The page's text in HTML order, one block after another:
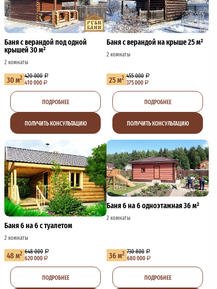
Баня с верандой под одной
крышей 30 м²
2 комнаты
30 м2 420 000
410 000
ПОДРОБНЕЕ
ПОЛУЧИТЬ КОНСУЛЬТАЦИЮ
Баня с верандой на крыше 25 м²
2 комнаты
25 м2 455 000
375 000
ПОДРОБНЕЕ
ПОЛУЧИТЬ КОНСУЛЬТАЦИЮ
Баня 6 на 6 с туалетом
2 комнаты
48 м2 648 000
620 000
ПОДРОБНЕЕ
Баня 6 на 6 одноэтажная 36 м²
2 комнаты
36 м2 730 800
680 000
ПОДРОБНЕЕ